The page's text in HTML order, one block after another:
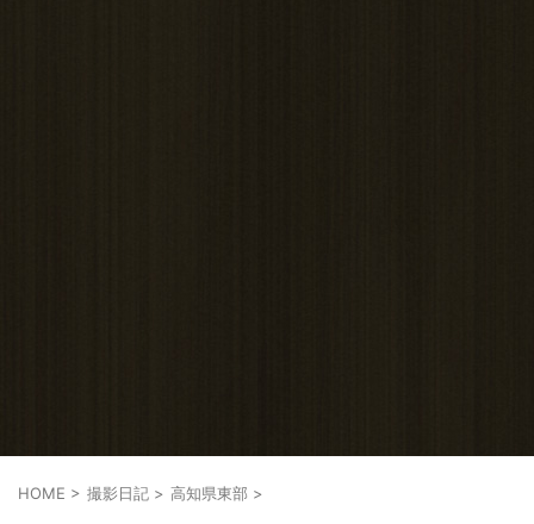
HOME > 撮影日記 > 高知県東部 >